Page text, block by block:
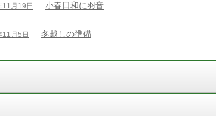
月19日 小春日和に羽音
月5日 冬越しの準備